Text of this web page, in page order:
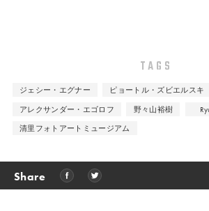
TAGS
ジェシー・エグナー
ピョートル・ズビエルスキ
アレクサンダー・エゴロフ
野々山裕樹
清里フォトアートミュージアム
Share